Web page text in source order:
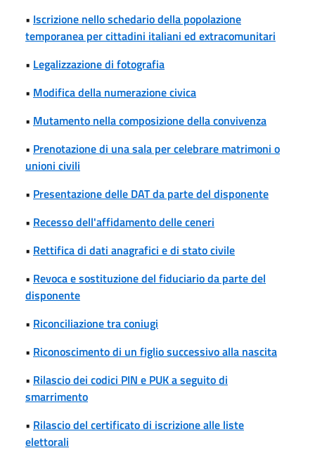
• Iscrizione nello schedario della popolazione
temporanea per cittadini italiani ed extracomunitari
• Legalizzazione di fotografia
• Modifica della numerazione civica
• Mutamento nella composizione della convivenza
• Prenotazione di una sala per celebrare matrimoni o
unioni civili
• Presentazione delle DAT da parte del disponente
• Recesso dell'affidamento delle ceneri
• Rettifica di dati anagrafici e di stato civile
• Revoca e sostituzione del fiduciario da parte del
disponente
• Riconciliazione tra coniugi
• Riconoscimento di un figlio successivo alla nascita
• Rilascio dei codici PIN e PUK a seguito di
smarrimento
• Rilascio del certificato di iscrizione alle liste
elettorali